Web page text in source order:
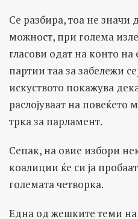
Се разбира, тоа не значи
можност, при голема
гласови одат на конто
партии таа за забележи
искуството покажува
раслојуваат на повеќето
трка за парламент.
Сепак, на овие избори
коалиции ќе си ја
големата четворка.
Една од жешките теми на